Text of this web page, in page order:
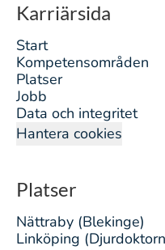
Karriärsida
Start
Kompetensområden
Platser
Jobb
Data och integritet
Hantera cookies
Platser
Nättraby (Blekinge)
Linköping